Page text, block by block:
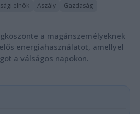
elnök Aszály
Gazdaság
a magánszemélyeknek
energiahasználatot, amellyel
a válságos napokon.